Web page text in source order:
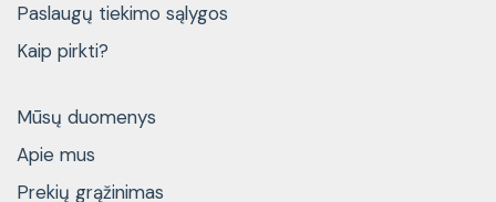
Paslaugų tiekimo sąlygos
Kaip pirkti?
Mūsų duomenys
Apie mus
Prekių grąžinimas